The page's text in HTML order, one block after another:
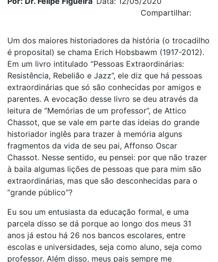
Compartilhar:
Um dos maiores historiadores da história (o trocadilho
é proposital) se chama Erich Hobsbawm (1917-2012).
Em um livro intitulado “Pessoas Extraordinárias:
Resistência, Rebelião e Jazz”, ele diz que há pessoas
extraordinárias que só são conhecidas por amigos e
parentes. A evocação desse livro se deu através da
leitura de “Memórias de um professor”, de Attico
Chassot, que se vale em parte das ideias do grande
historiador inglês para trazer à memória alguns
fragmentos da vida de seu pai, Affonso Oscar
Chassot. Nesse sentido, eu pensei: por que não trazer
à baila algumas lições de pessoas que para mim são
extraordinárias, mas que são desconhecidas para o
“grande público”?
Eu sou um entusiasta da educação formal, e uma
parcela disso se dá porque ao longo dos meus 31
anos já estou há 26 nos bancos escolares, entre
escolas e universidades, seja como aluno, seja como
professor. Além disso, meus pais sempre me